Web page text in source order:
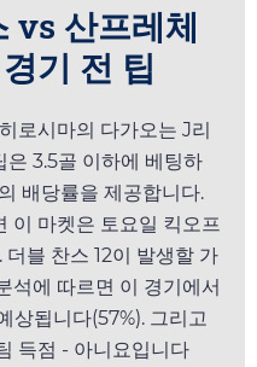
vs 산프레체
기 전 팁
로시마의 다가오는 J리
은 3.5골 이하에 베팅하
의 배당률을 제공합니다.
이 마켓은 토요일 킥오프
블 찬스 12이 발생할 가
석에 따르면 이 경기에서
상됩니다(57%). 그리고
득점 - 아니요입니다